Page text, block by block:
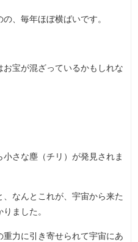
、毎年ほぼ横ばいです。
宝が混ざっているかもしれな
さな塵（チリ）が発見されま
なんとこれが、宇宙から来た
ました。
力に引き寄せられて宇宙にあ